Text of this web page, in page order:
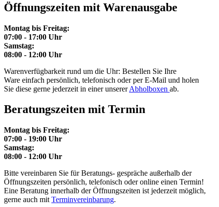
Öffnungszeiten mit Warenausgabe
Montag bis Freitag:
07:00 - 17:00 Uhr
Samstag:
08:00 - 12:00 Uhr
Warenverfügbarkeit rund um die Uhr: Bestellen Sie Ihre
Ware einfach persönlich, telefonisch oder per E-Mail und holen
Sie diese gerne jederzeit in einer unsererAbholboxen ab.
Beratungszeiten mit Termin
Montag bis Freitag:
07:00 - 19:00 Uhr
Samstag:
08:00 - 12:00 Uhr
Bitte vereinbaren Sie für Beratungs- gespräche außerhalb der
Öffnungszeiten persönlich, telefonisch oder online einen Termin!
Eine Beratung innerhalb der Öffnungszeiten ist jederzeit möglich,
gerne auch mit Terminvereinbarung.